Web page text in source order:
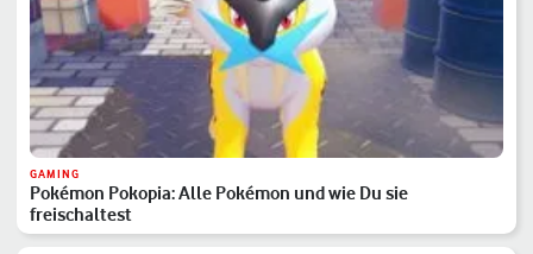
GAMING
Pokémon Pokopia: Alle Pokémon und wie Du sie
freischaltest